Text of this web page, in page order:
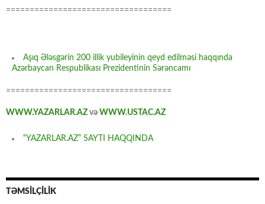
===================================
Aşıq Ələsgərin 200 illik yubileyinin qeyd edilməsi haqqında
Azərbaycan Respublikası Prezidentinin Sərəncamı
===================================
WWW.YAZARLAR.AZ və WWW.USTAC.AZ
“YAZARLAR.AZ” SAYTI HAQQINDA
TƏMSİLÇİLİK